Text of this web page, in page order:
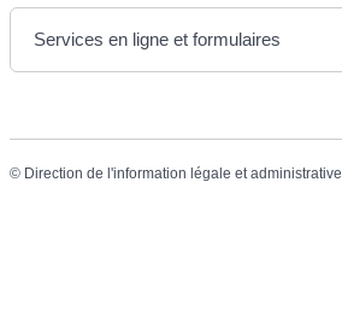
Services en ligne et formulaires
© Direction de l'information légale et administrative